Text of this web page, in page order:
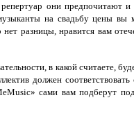
они предпочитают
на свадьбу цены вы
разницы, нравится вам
в какой считаете,
должен
сами вам подберут